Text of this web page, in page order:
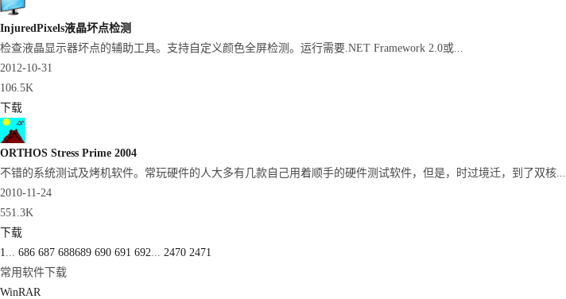
InjuredPixels液晶坏点检测
检查液晶显示器坏点的辅助工具。支持自定义颜色全屏检测。运行需要.NET Framework 2.0或...
2012-10-31
106.5K
下载
ORTHOS Stress Prime 2004
不错的系统测试及烤机软件。常玩硬件的人大多有几款自己用着顺手的硬件测试软件，但是，时过境迁，到了双核...
2010-11-24
551.3K
下载
1... 686 687 688689 690 691 692... 2470 2471
常用软件下载
WinRAR